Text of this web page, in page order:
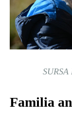
Familia